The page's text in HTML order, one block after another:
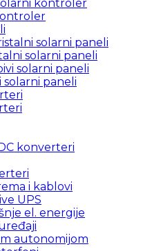
kontroler
solarni paneli
solarni paneli
solarni paneli
solarni paneli
konverteri
i kablovi
UPS
el. energije
autonomijom